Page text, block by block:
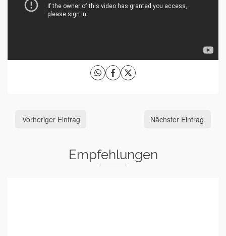
Vorheriger Eintrag Nächster Eintrag
Empfehlungen